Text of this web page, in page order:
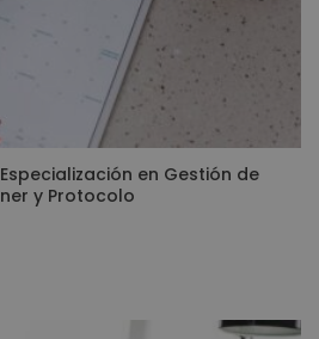
en Gestión de
y Protocolo